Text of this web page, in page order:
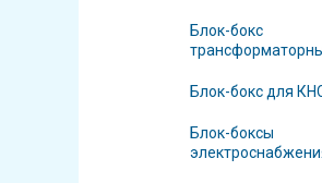
Блок-бокс
Блок-бокс для
Блок-боксы